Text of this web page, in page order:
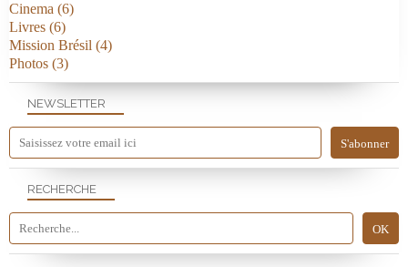
NEWSLETTER
RECHERCHE
Cinema (6)
Livres (6)
Mission Brésil (4)
Photos (3)